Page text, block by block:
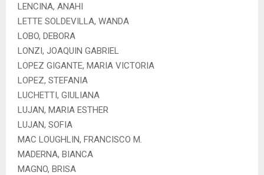
LENCINA, ANAHI
LETTE SOLDEVILLA, WANDA
LOBO, DEBORA
LONZI, JOAQUIN GABRIEL
LOPEZ GIGANTE, MARIA VICTORIA
LOPEZ, STEFANIA
LUCHETTI, GIULIANA
LUJAN, MARIA ESTHER
LUJAN, SOFIA
MAC LOUGHLIN, FRANCISCO M.
MADERNA, BIANCA
MAGNO, BRISA